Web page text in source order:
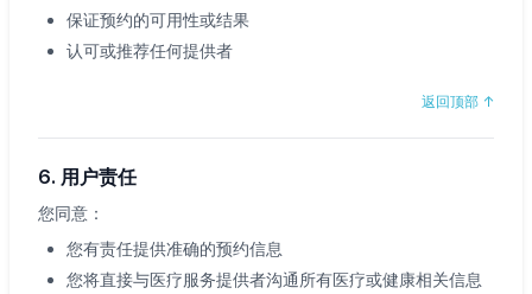
保证预约的可用性或结果
认可或推荐任何提供者
返回顶部 ↑
6. 用户责任
您同意：
您有责任提供准确的预约信息
您将直接与医疗服务提供者沟通所有医疗或健康相关信息